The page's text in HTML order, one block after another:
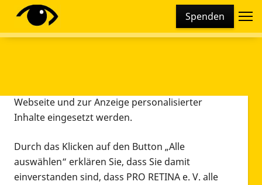
Spenden
Diese Webseite setzt verschiedene Cookies und
Tracking-Tools ein. Dies beinhaltet Cookies und
Webseite und zur Anzeige personalisierter
Inhalte eingesetzt werden.
Durch das Klicken auf den Button „Alle
auswählen“ erklären Sie, dass Sie damit
einverstanden sind, dass PRO RETINA e. V. alle